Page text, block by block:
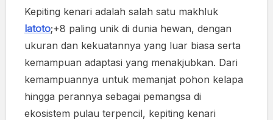
Kepiting kenari adalah salah satu makhluk
latoto;+8 paling unik di dunia hewan, dengan
ukuran dan kekuatannya yang luar biasa serta
kemampuan adaptasi yang menakjubkan. Dari
kemampuannya untuk memanjat pohon kelapa
hingga perannya sebagai pemangsa di
ekosistem pulau terpencil, kepiting kenari